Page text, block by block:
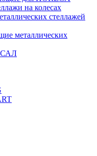
на колесах
стеллажей
металлических